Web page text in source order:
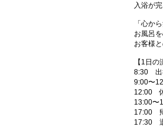
入浴が
「心か
お風呂
お客様
【1日
8:30 出
9:00〜
12:00
13:00〜
17:00
17:30